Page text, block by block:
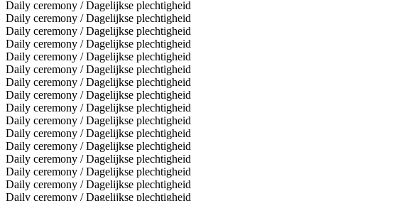
Daily ceremony / Dagelijkse plechtigheid
Daily ceremony / Dagelijkse plechtigheid
Daily ceremony / Dagelijkse plechtigheid
Daily ceremony / Dagelijkse plechtigheid
Daily ceremony / Dagelijkse plechtigheid
Daily ceremony / Dagelijkse plechtigheid
Daily ceremony / Dagelijkse plechtigheid
Daily ceremony / Dagelijkse plechtigheid
Daily ceremony / Dagelijkse plechtigheid
Daily ceremony / Dagelijkse plechtigheid
Daily ceremony / Dagelijkse plechtigheid
Daily ceremony / Dagelijkse plechtigheid
Daily ceremony / Dagelijkse plechtigheid
Daily ceremony / Dagelijkse plechtigheid
Daily ceremony / Dagelijkse plechtigheid
Daily ceremony / Dagelijkse plechtigheid